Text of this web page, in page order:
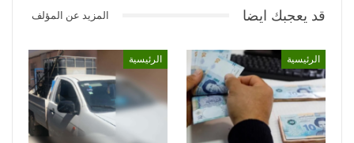
قد يعجبك ايضا المزيد عن المؤلف
الرئيسية الرئيسية